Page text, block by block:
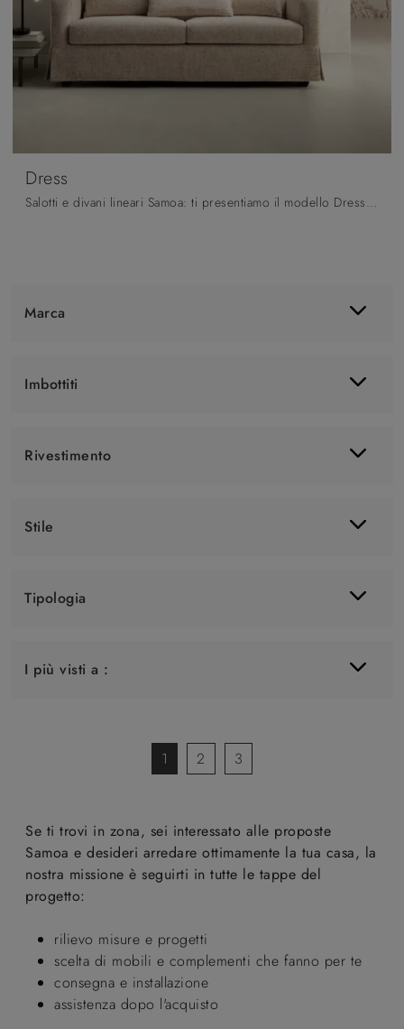
Marca
Imbottiti
Rivestimento
Stile
Tipologia
I più visti a :
Dress
Salotti e divani lineari Samoa: ti presentiamo il modello Dress in tessuto per arricchire il soggiorno.
1 2 3
Se ti trovi in zona, sei interessato alle proposte
Samoa e desideri arredare ottimamente la tua casa, la
nostra missione è seguirti in tutte le tappe del
progetto:
rilievo misure e progetti
scelta di mobili e complementi che fanno per te
consegna e installazione
assistenza dopo l'acquisto